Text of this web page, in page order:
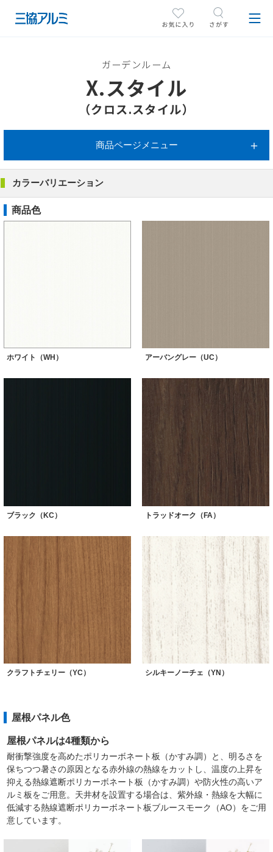
ガーデンルーム
X.スタイル
（クロス.スタイル）
商品ページメニュー
カラーバリエーション
商品色
ホワイト（WH） アーバングレー（UC）
ブラック（KC） トラッドオーク（FA）
クラフトチェリー（YC） シルキーノーチェ（YN）
屋根パネル色
屋根パネルは4種類から
耐衝撃強度を高めたポリカーボネート板（かすみ調）と、明るさを
保ちつつ暑さの原因となる赤外線の熱線をカットし、温度の上昇を
抑える熱線遮断ポリカーボネート板（かすみ調）や防火性の高いア
ルミ板をご用意。天井材を設置する場合は、紫外線・熱線を大幅に
低減する熱線遮断ポリカーボネート板ブルースモーク（AO）をご用
意しています。